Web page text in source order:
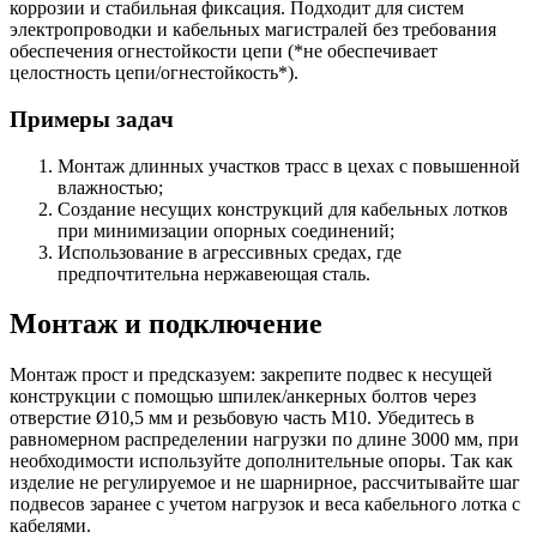
коррозии и стабильная фиксация. Подходит для систем
электропроводки и кабельных магистралей без требования
обеспечения огнестойкости цепи (*не обеспечивает
целостность цепи/огнестойкость*).
Примеры задач
Монтаж длинных участков трасс в цехах с повышенной
влажностью;
Создание несущих конструкций для кабельных лотков
при минимизации опорных соединений;
Использование в агрессивных средах, где
предпочтительна нержавеющая сталь.
Монтаж и подключение
Монтаж прост и предсказуем: закрепите подвес к несущей
конструкции с помощью шпилек/анкерных болтов через
отверстие Ø10,5 мм и резьбовую часть M10. Убедитесь в
равномерном распределении нагрузки по длине 3000 мм, при
необходимости используйте дополнительные опоры. Так как
изделие не регулируемое и не шарнирное, рассчитывайте шаг
подвесов заранее с учетом нагрузок и веса кабельного лотка с
кабелями.